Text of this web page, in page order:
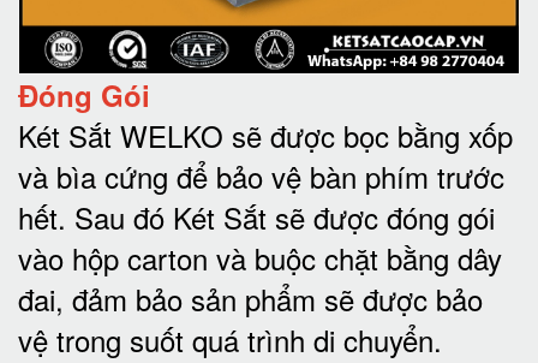
Đóng Gói
Két Sắt WELKO sẽ được bọc bằng xốp
và bìa cứng để bảo vệ bàn phím trước
hết. Sau đó Két Sắt sẽ được đóng gói
vào hộp carton và buộc chặt bằng dây
đai, đảm bảo sản phẩm sẽ được bảo
vệ trong suốt quá trình di chuyển.